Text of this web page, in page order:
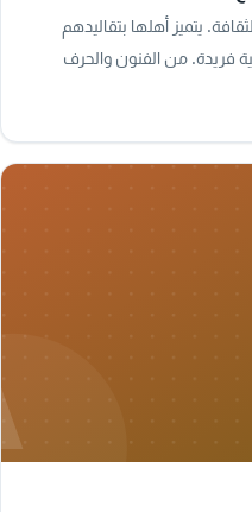
يتميز أهلها بتقاليدهم
فريدة. من الفنون والحرف